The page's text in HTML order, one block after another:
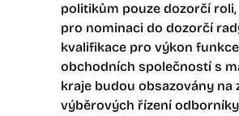
politikům pouze dozorčí
pro nominaci do dozorčí
kvalifikace pro výkon
obchodních společností s
kraje budou obsazovány na
výběrových řízení